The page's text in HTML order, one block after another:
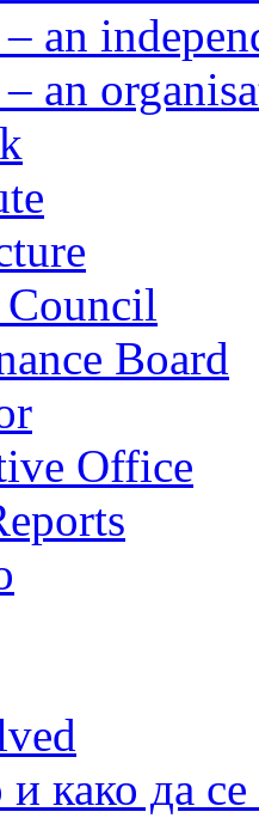
an
an
Board
Office
како да